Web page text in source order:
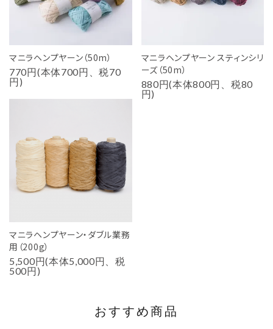
マニラヘンプヤーン（50m）
770円(本体700円、税70
円)
マニラヘンプヤーン スティンシリ
ーズ（50m）
880円(本体800円、税80
円)
マニラヘンプヤーン・ダブル業務
用（200g）
5,500円(本体5,000円、税
500円)
おすすめ商品